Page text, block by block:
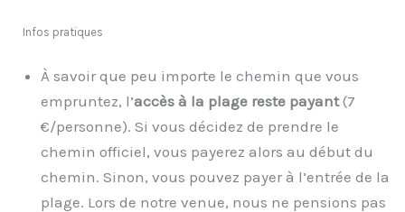
Infos pratiques
À savoir que peu importe le chemin que vous
empruntez, l’accès à la plage reste payant(7
€/personne). Si vous décidez de prendre le
chemin officiel, vous payerez alors au début du
chemin. Sinon, vous pouvez payer à l’entrée de la
plage. Lors de notre venue, nous ne pensions pas